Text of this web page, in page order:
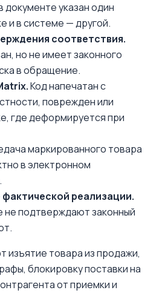
документе указан один
и в системе — другой.
соответствия.
но не имеет законного
в обращение.
Код напечатан с
поврежден или
где деформируется при
маркированного товара
в электронном
реализации.
не подтверждают законный
изъятие товара из продажи,
блокировку поставки на
от приемки и